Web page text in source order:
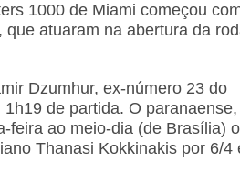
1000 de Miami começou
atuaram na abertura da
Dzumhur, ex-número 23 do
de partida. O
feira ao meio-dia (de Brasília) o
Thanasi Kokkinakis por 6/4